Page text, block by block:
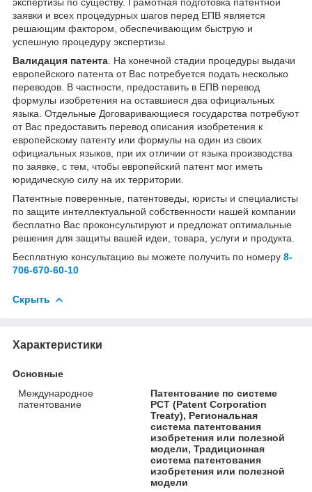
заявки и всех процедурных шагов перед ЕПВ является
решающим фактором, обеспечивающим быструю и
успешную процедуру экспертизы.
Валидация патента . На конечной стадии процедуры выдачи
европейского патента от Вас потребуется подать несколько
переводов. В частности, предоставить в ЕПВ перевод
формулы изобретения на оставшиеся два официальных
языка. Отдельные Договаривающиеся государства потребуют
от Вас предоставить перевод описания изобретения к
европейскому патенту или формулы на один из своих
официальных языков, при их отличии от языка производства
по заявке, с тем, чтобы европейский патент мог иметь
юридическую силу на их территории.
Патентные поверенные, патентоведы, юристы и специалисты
по защите интеллектуальной собственности нашей компании
бесплатно Вас проконсультируют и предложат оптимальные
решения для защиты вашей идеи, товара, услуги и продукта.
Бесплатную консультацию вы можете получить по номеру 8-
706-670-60-10
Скрыть
Характеристики
Основные
Международное
патентование
Патентование по системе
РСТ (Patent Corporation
Treaty), Региональная
система патентования
изобретения или полезной
модели, Традиционная
система патентования
изобретения или полезной
модели